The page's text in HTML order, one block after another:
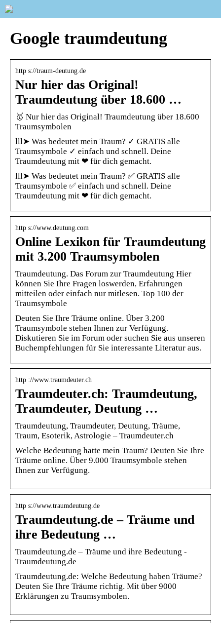
Google traumdeutung
http s://traum-deutung.de
Nur hier das Original!
Traumdeutung über 18.600 …
🥇 Nur hier das Original! Traumdeutung über 18.600
Traumsymbolen
lll➤ Was bedeutet mein Traum? ✓ GRATIS alle
Traumsymbole ✓ einfach und schnell. Deine
Traumdeutung mit ❤ für dich gemacht.
lll➤ Was bedeutet mein Traum? ✅ GRATIS alle
Traumsymbole ✅ einfach und schnell. Deine
Traumdeutung mit ❤ für dich gemacht.
http s://www.deutung.com
Online Lexikon für Traumdeutung
mit 3.200 Traumsymbolen
Traumdeutung. Das Forum zur Traumdeutung Hier
können Sie Ihre Fragen loswerden, Erfahrungen
mitteilen oder einfach nur mitlesen. Top 100 der
Traumsymbole
Deuten Sie Ihre Träume online. Über 3.200
Traumsymbole stehen Ihnen zur Verfügung.
Diskutieren Sie im Forum oder suchen Sie aus unseren
Buchempfehlungen für Sie interessante Literatur aus.
http ://www.traumdeuter.ch
Traumdeuter.ch: Traumdeutung,
Traumdeuter, Deutung …
Traumdeutung, Traumdeuter, Deutung, Träume,
Traum, Esoterik, Astrologie – Traumdeuter.ch
Welche Bedeutung hatte mein Traum? Deuten Sie Ihre
Träume online. Über 9.000 Traumsymbole stehen
Ihnen zur Verfügung.
http s://www.traumdeutung.de
Traumdeutung.de – Träume und
ihre Bedeutung …
Traumdeutung.de – Träume und ihre Bedeutung -
Traumdeutung.de
Traumdeutung.de: Welche Bedeutung haben Träume?
Deuten Sie Ihre Träume richtig. Mit über 9000
Erklärungen zu Traumsymbolen.